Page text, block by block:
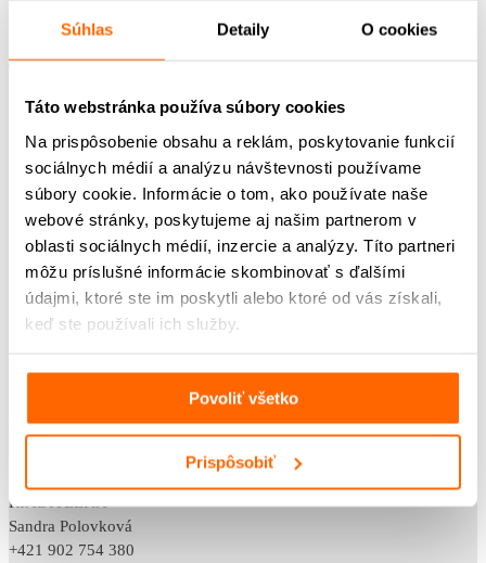
Súhlas Detaily O cookies
Táto webstránka používa súbory cookies
Na prispôsobenie obsahu a reklám, poskytovanie funkcií
sociálnych médií a analýzu návštevnosti používame
súbory cookie. Informácie o tom, ako používate naše
webové stránky, poskytujeme aj našim partnerom v
oblasti sociálnych médií, inzercie a analýzy. Títo partneri
môžu príslušné informácie skombinovať s ďalšími
údajmi, ktoré ste im poskytli alebo ktoré od vás získali,
keď ste používali ich služby.
Povoliť všetko
Prispôsobiť
<
POST BELLUM SK
Klincová 35,
821 08 Bratislava
IČO: 42218012
DIČ: 2120082569
VVS/1-900/90-37999, dňa 1. 8. 2011
KONTAKTY
Klaudia Belicová
RIADITEĽKA
Sandra Polovková
+421 902 754 380